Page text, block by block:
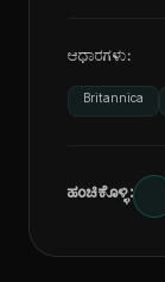
ಆಧಾರಗಳು:
Britannica
ಹಂಚಿಕೊಳ್ಳಿ: